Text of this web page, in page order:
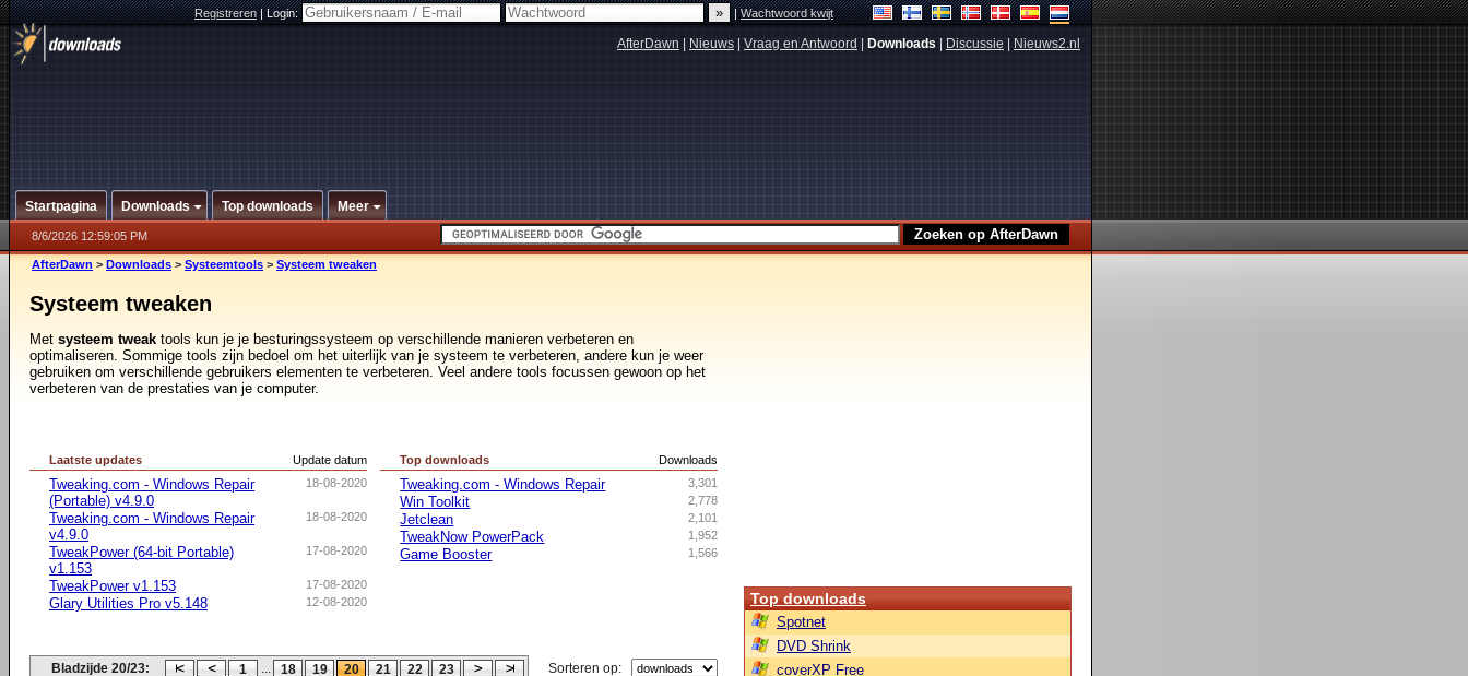
Registreren|Login: |Wachtwoord kwijt
AfterDawn Nieuws Vraag en Antwoord Downloads Discussie Nieuws2.nl
Startpagina Downloads Top downloads Meer
8/6/2026 12:59:05 PM
AfterDawn > Downloads > Systeemtools > Systeem tweaken
Systeem tweaken
Met systeem tweak tools kun je je besturingssysteem op verschillende manieren verbeteren en
optimaliseren. Sommige tools zijn bedoel om het uiterlijk van je systeem te verbeteren, andere kun je weer
gebruiken om verschillende gebruikers elementen te verbeteren. Veel andere tools focussen gewoon op het
verbeteren van de prestaties van je computer.
Update datum
Laatste updates
18-08-2020
Tweaking.com - Windows Repair
(Portable) v4.9.0
18-08-2020
Tweaking.com - Windows Repair
v4.9.0
17-08-2020
TweakPower (64-bit Portable)
v1.153
17-08-2020
TweakPower v1.153
12-08-2020
Glary Utilities Pro v5.148
Downloads
Top downloads
3,301
Tweaking.com - Windows Repair
2,778
Win Toolkit
2,101
Jetclean
1,952
TweakNow PowerPack
1,566
Game Booster
Bladzijde 20/23: 1 ... 18 19 20 21 22 23 Sorteren op:
Top downloads
Spotnet
DVD Shrink
coverXP Free